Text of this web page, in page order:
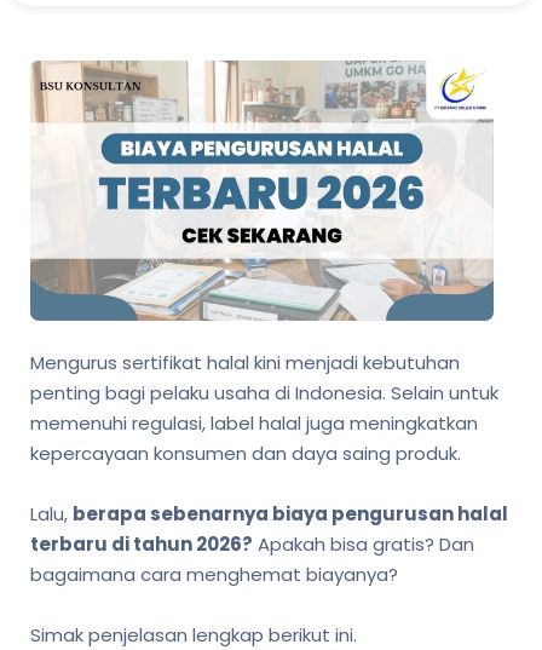
Mengurus sertifikat halal kini menjadi kebutuhan
penting bagi pelaku usaha di Indonesia. Selain untuk
memenuhi regulasi, label halal juga meningkatkan
kepercayaan konsumen dan daya saing produk.
Lalu, berapa sebenarnya biaya pengurusan halal
terbaru di tahun 2026? Apakah bisa gratis? Dan
bagaimana cara menghemat biayanya?
Simak penjelasan lengkap berikut ini.